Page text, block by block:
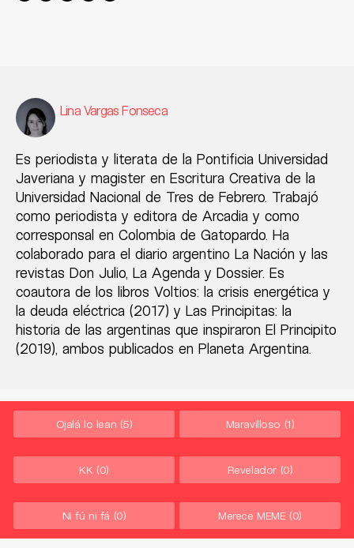
Lina Vargas Fonseca
Es periodista y literata de la Pontificia Universidad
Javeriana y magister en Escritura Creativa de la
Universidad Nacional de Tres de Febrero. Trabajó
como periodista y editora de Arcadia y como
corresponsal en Colombia de Gatopardo. Ha
colaborado para el diario argentino La Nación y las
revistas Don Julio, La Agenda y Dossier. Es
coautora de los libros Voltios: la crisis energética y
la deuda eléctrica (2017) y Las Principitas: la
historia de las argentinas que inspiraron El Principito
(2019), ambos publicados en Planeta Argentina.
Ojalá lo lean (5) Maravilloso (1)
KK (0) Revelador (0)
Ni fú ni fá (0) Merece MEME (0)